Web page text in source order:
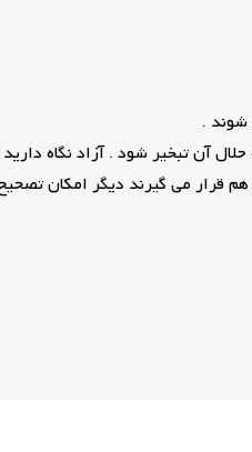
شوند .
آن تبخیر شود . آزاد نگاه
قرار می گیرند دیگر امکان